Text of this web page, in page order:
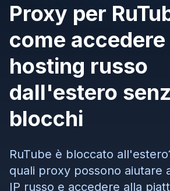
Proxy per
come
hosting russo
dall'estero
blocchi
RuTube è bloccato
quali proxy possono aiutare
IP russo e accedere alla